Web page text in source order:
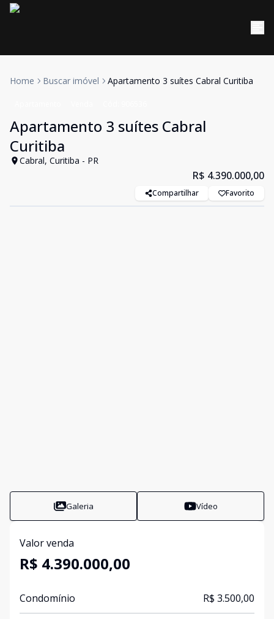
Home Buscar imóvel Apartamento 3 suítes Cabral Curitiba
Apartamento 3 suítes Cabral
Curitiba
Cabral, Curitiba - PR
R$ 4.390.000,00
Compartilhar Favorito
Galeria Vídeo
Valor venda
R$ 4.390.000,00
Condomínio R$ 3.500,00